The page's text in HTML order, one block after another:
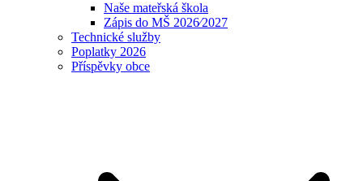
Naše mateřská škola
Zápis do MŠ 2026⁄2027
Technické služby
Poplatky 2026
Příspěvky obce